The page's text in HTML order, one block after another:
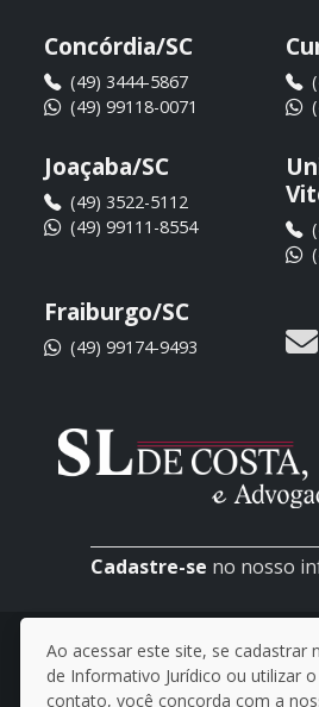
Concórdia/SC
(49) 3444-5867
(49) 99118-0071
Joaçaba/SC
(49) 3522-5112
(49) 99111-8554
Fraiburgo/SC
(49) 99174-9493
Cadastre-se no nosso
© 2026 SL de Costa, Savaris e
Associados
Ao acessar este site, se cadastrar
de Informativo Jurídico ou utilizar
contato, você concorda com a